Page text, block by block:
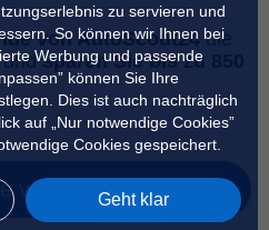
zu servieren und
So können wir Ihnen bei
Werbung und passende
können Sie Ihre
Dies ist auch nachträglich
auf „Nur notwendige Cookies”
Cookies gespeichert.
Geht klar
von AutoScout24 die
undsparen Sie bis zu 850
vergleichen